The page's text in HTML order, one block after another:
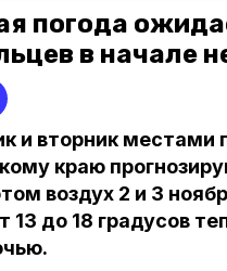
погода
в начале
и вторник местами
краю
воздух 2 и 3
13 до 18 градусов